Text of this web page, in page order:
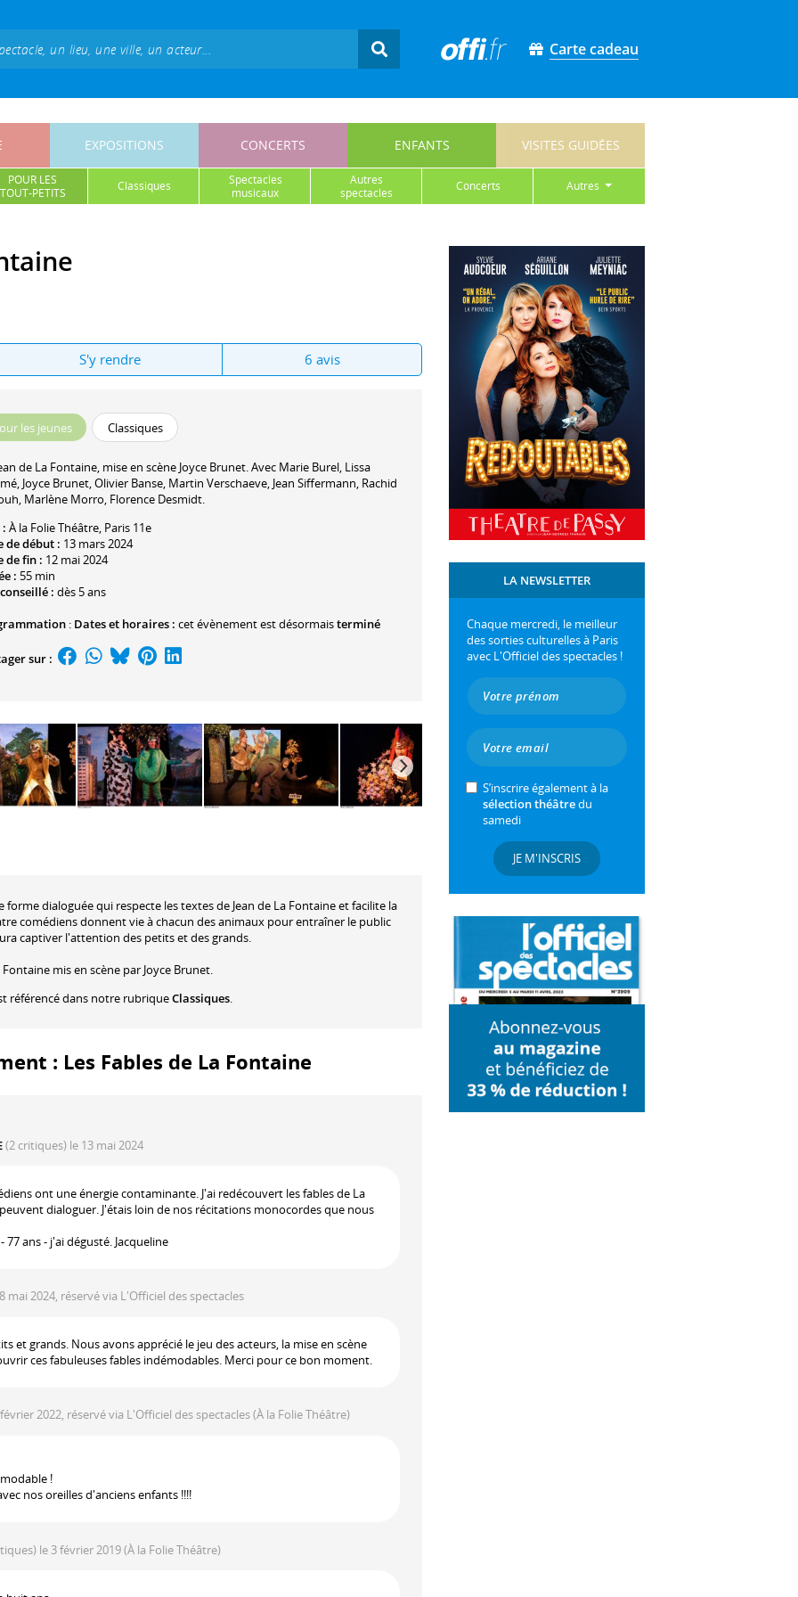
Carte cadeau
EXPOSITIONS CONCERTS ENFANTS VISITES GUIDÉES
POUR LES
TOUT-PETITS
classiques
spectacles
musicaux
autres
spectacles
concerts autres
S'y rendre 6 avis
les jeunes Classiques
de La Fontaine, mise en scène Joyce Brunet. Avec Marie Burel, Lissa
, Joyce Brunet,Olivier Banse, Martin Verschaeve, Jean Siffermann, Rachid
, Marlène Morro, Florence Desmidt.
À la Folie Théâtre, Paris 11e
de début : 13 mars 2024
de fin : 12 mai 2024
: 55 min
: dès 5 ans
: Dates et horaires : cet évènement est désormaisterminé
sur :
forme dialoguée qui respecte les textes de Jean de La Fontaine et facilite la
comédiens donnent vie à chacun des animaux pour entraîner le public
captiver l'attention des petits et des grands.
mis en scène par Joyce Brunet.
référencé dans notre rubriqueClassiques.
: Les Fables de La Fontaine
(2 critiques) le 13 mai 2024
ont une énergie contaminante. J'ai redécouvert les fables de La
dialoguer. J'étais loin de nos récitations monocordes que nous
ans - j'ai dégusté. Jacqueline
mai 2024, réservé via L'Officiel des spectacles
et grands. Nous avons apprécié le jeu des acteurs, la mise en scène
ces fabuleuses fables indémodables. Merci pour ce bon moment.
2022, réservé via L'Officiel des spectacles(À la Folie Théâtre)
!
nos oreilles d'anciens enfants !!!!
le 3 février 2019(À la Folie Théâtre)
LA NEWSLETTER
Chaque mercredi, le meilleur
des sorties culturelles à Paris
avec L'Officiel des spectacles !
S’inscrire également à la
sélection théâtredu
samedi
JE M'INSCRIS